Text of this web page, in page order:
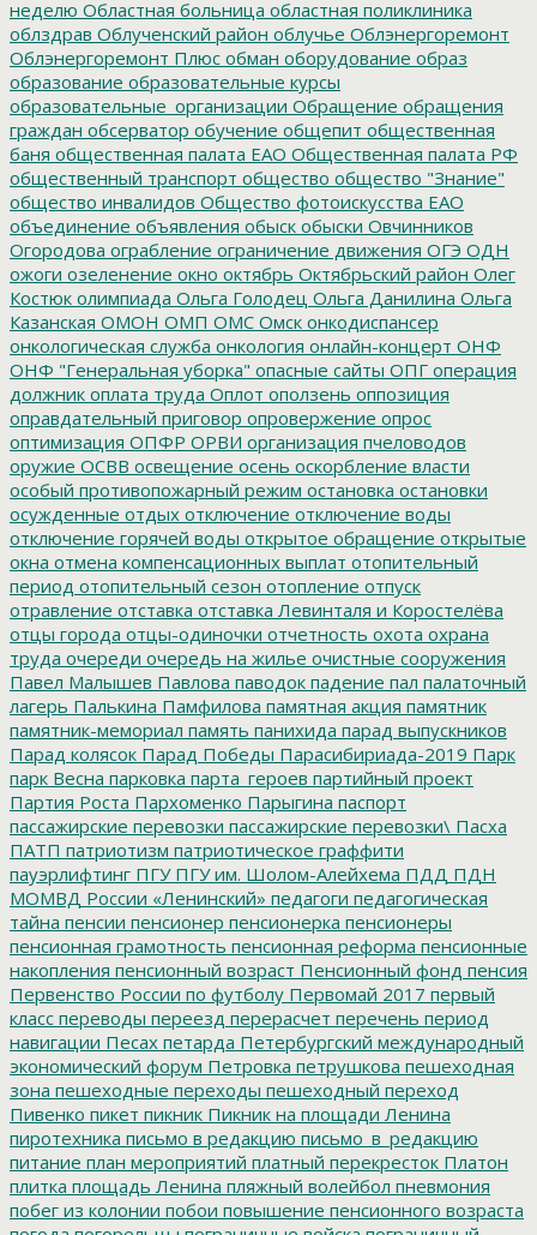
неделю Областная больница областная поликлиника
облздрав Облученский район облучье Облэнергоремонт
Облэнергоремонт Плюс обман оборудование образ
образование образовательные курсы
образовательные_организации Обращение обращения
граждан обсерватор обучение общепит общественная
баня общественная палата ЕАО Общественная палата РФ
общественный транспорт общество общество "Знание"
общество инвалидов Общество фотоискусства ЕАО
объединение объявления обыск обыски Овчинников
Огородова ограбление ограничение движения ОГЭ ОДН
ожоги озеленение окно октябрь Октябрьский район Олег
Костюк олимпиада Ольга Голодец Ольга Данилина Ольга
Казанская ОМОН ОМП ОМС Омск онкодиспансер
онкологическая служба онкология онлайн-концерт ОНФ
ОНФ "Генеральная уборка" опасные сайты ОПГ операция
должник оплата труда Оплот оползень оппозиция
оправдательный приговор опровержение опрос
оптимизация ОПФР ОРВИ организация пчеловодов
оружие ОСВВ освещение осень оскорбление власти
особый противопожарный режим остановка остановки
осужденные отдых отключение отключение воды
отключение горячей воды открытое обращение открытые
окна отмена компенсационных выплат отопительный
период отопительный сезон отопление отпуск
отравление отставка отставка Левинталя и Коростелёва
отцы города отцы-одиночки отчетность охота охрана
труда очереди очередь на жилье очистные сооружения
Павел Малышев Павлова паводок падение пал палаточный
лагерь Палькина Памфилова памятная акция памятник
памятник-мемориал память панихида парад выпускников
Парад колясок Парад Победы Парасибириада-2019 Парк
парк Весна парковка парта_героев партийный проект
Партия Роста Пархоменко Парыгина паспорт
пассажирские перевозки пассажирские перевозки\ Пасха
ПАТП патриотизм патриотическое граффити
пауэрлифтинг ПГУПГУ им. Шолом-Алейхема ПДД ПДН
МОМВД России «Ленинский» педагоги педагогическая
тайна пенсии пенсионер пенсионерка пенсионеры
пенсионная грамотность пенсионная реформа пенсионные
накопления пенсионный возраст Пенсионный фонд пенсия
Первенство России по футболу Первомай 2017 первый
класс переводы переезд перерасчет перечень период
навигации Песах петарда Петербургский международный
экономический форум Петровка петрушкова пешеходная
зона пешеходные переходы пешеходный переход
Пивенко пикет пикник Пикник на площади Ленина
пиротехника письмо в редакцию письмо_в_редакцию
питание план мероприятий платный перекресток Платон
плитка площадь Ленина пляжный волейбол пневмония
побег из колонии побои повышение пенсионного возраста